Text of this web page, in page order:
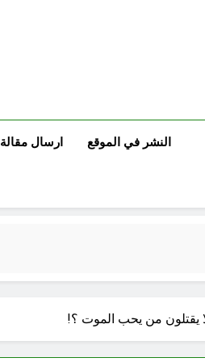
النشر في الموقع ارسال مقالة
مجلس حسيني (دواعي نصب مآتم العزاء الحسيني)
يقتلون من يحب الموت ؟!